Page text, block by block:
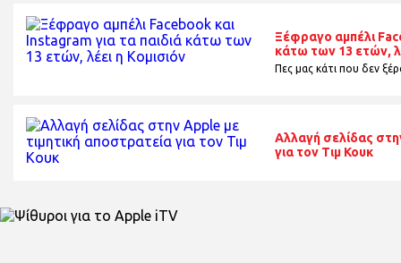
Ξέφραγο αμπέλι
κάτω των 13 ετών,
Πες μας κάτι που δεν
Αλλαγή σελίδας
για τον Τιμ Κουκ